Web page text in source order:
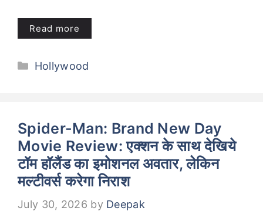
Read more
Categories
Hollywood
Spider-Man: Brand New Day
Movie Review: एक्शन के साथ देखिये
टॉम हॉलैंड का इमोशनल अवतार, लेकिन
मल्टीवर्स करेगा निराश
July 30, 2026 by Deepak